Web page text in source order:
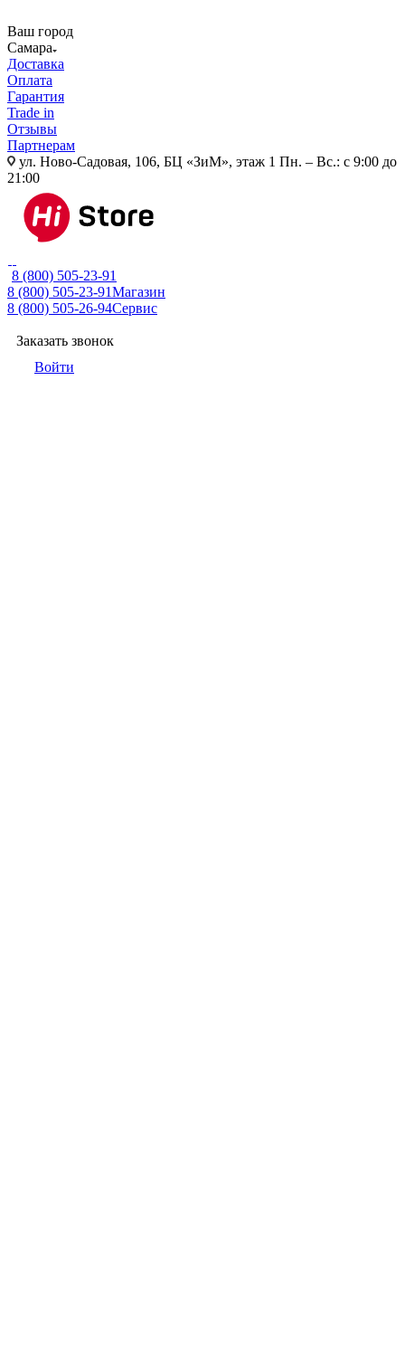
Ваш город
Самара
Доставка
Оплата
Гарантия
Trade in
Отзывы
Партнерам
ул. Ново-Садовая, 106, БЦ «ЗиМ», этаж 1 Пн. – Вс.: с 9:00 до
21:00
8 (800) 505-23-91
8 (800) 505-23-91Магазин
8 (800) 505-26-94Сервис
Заказать звонок
Войти